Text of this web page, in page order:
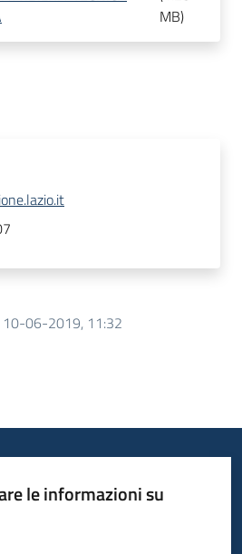
MB)
10-06-2019, 11:32
le informazioni su